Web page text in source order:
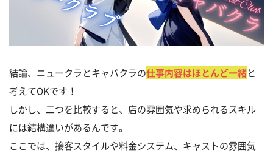
結論、ニュークラとキャバクラの仕事内容はほとんど一緒と
考えてOKです！
しかし、二つを比較すると、店の雰囲気や求められるスキル
には結構違いがあるんです。
ここでは、接客スタイルや料金システム、キャストの雰囲気